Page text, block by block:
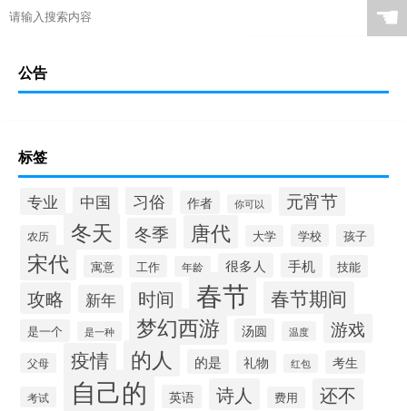
☚
公告
标签
专业 中国 习俗 作者 你可以 元宵节
农历 冬天 冬季 唐代 大学 学校 孩子
宋代 寓意 工作 年龄 很多人 手机 技能
攻略 新年 时间 春节 春节期间
是一个 是一种 梦幻西游 汤圆 温度 游戏
父母 疫情 的人 的是 礼物 红包 考生
考试 自己的 英语 诗人 费用 还不